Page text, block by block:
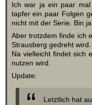
Ich war ja ein paar
tapfer ein paar Folgen
nicht mit der Serie. Bin
Aber trotzdem finde ich
Strausberg gedreht wird.
Na vielleicht findet sich
nutzen wird.
Update:
Letztlich hat